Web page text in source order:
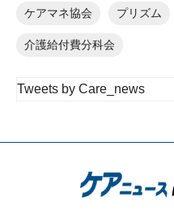
ケアマネ協会 プリズム
介護給付費分科会
Tweets by Care_news